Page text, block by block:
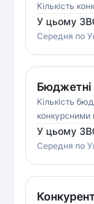
Кількість
У цьому
Середня по
Бюджетні
Кількість
конкурсними
У цьому
Середня по